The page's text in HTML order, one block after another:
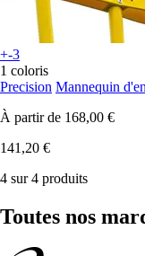
+-3
1 coloris
Precision Mannequin
À partir de 168,00 €
141,20 €
4 sur 4 produits
Toutes nos